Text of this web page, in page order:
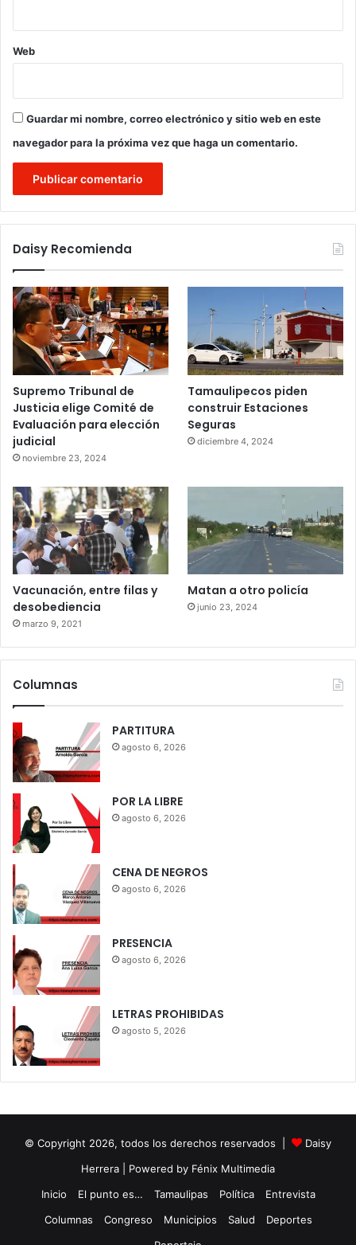
Web
Guardar mi nombre, correo electrónico y sitio web en este
navegador para la próxima vez que haga un comentario.
Daisy Recomienda
Supremo Tribunal de
Justicia elige Comité de
Evaluación para elección
judicial
noviembre 23, 2024
Tamaulipecos piden
construir Estaciones
Seguras
diciembre 4, 2024
Vacunación, entre filas y
desobediencia
marzo 9, 2021
Matan a otro policía
junio 23, 2024
Columnas
PARTITURA
agosto 6, 2026
POR LA LIBRE
agosto 6, 2026
CENA DE NEGROS
agosto 6, 2026
PRESENCIA
agosto 6, 2026
LETRAS PROHIBIDAS
agosto 5, 2026
© Copyright 2026, todos los derechos reservados |
Daisy
Herrera | Powered by Fénix Multimedia
Inicio
El punto es… Tamaulipas Política
Entrevista
Columnas
Congreso Municipios Salud
Deportes